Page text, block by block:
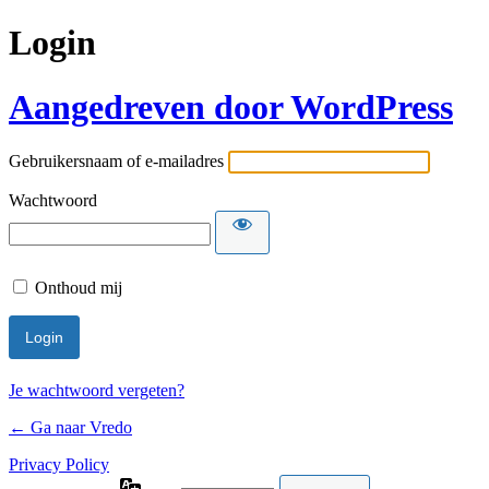
Login
Aangedreven door WordPress
Gebruikersnaam of e-mailadres
Wachtwoord
Onthoud mij
Je wachtwoord vergeten?
← Ga naar Vredo
Privacy Policy